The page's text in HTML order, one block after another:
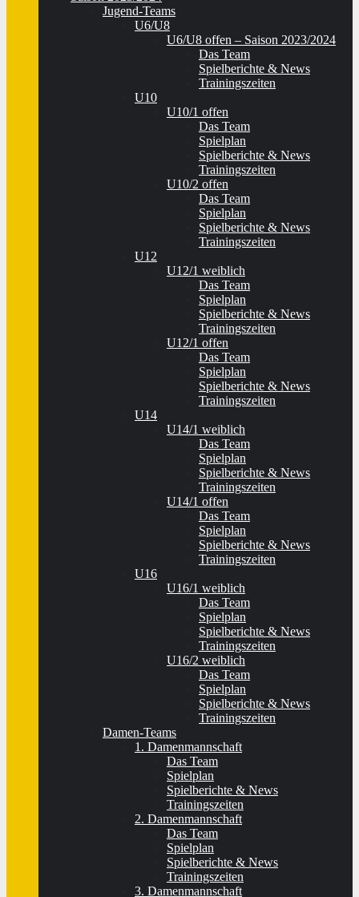
Jugend-Teams
U6/U8
U6/U8 offen – Saison 2023/2024
Das Team
Spielberichte & News
Trainingszeiten
U10
U10/1 offen
Das Team
Spielplan
Spielberichte & News
Trainingszeiten
U10/2 offen
Das Team
Spielplan
Spielberichte & News
Trainingszeiten
U12
U12/1 weiblich
Das Team
Spielplan
Spielberichte & News
Trainingszeiten
U12/1 offen
Das Team
Spielplan
Spielberichte & News
Trainingszeiten
U14
U14/1 weiblich
Das Team
Spielplan
Spielberichte & News
Trainingszeiten
U14/1 offen
Das Team
Spielplan
Spielberichte & News
Trainingszeiten
U16
U16/1 weiblich
Das Team
Spielplan
Spielberichte & News
Trainingszeiten
U16/2 weiblich
Das Team
Spielplan
Spielberichte & News
Trainingszeiten
Damen-Teams
1. Damenmannschaft
Das Team
Spielplan
Spielberichte & News
Trainingszeiten
2. Damenmannschaft
Das Team
Spielplan
Spielberichte & News
Trainingszeiten
3. Damenmannschaft